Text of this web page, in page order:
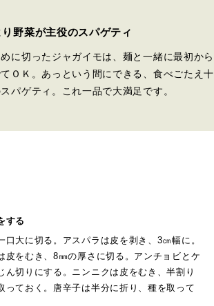
野菜が主役のスパゲティ
に切ったジャガイモは、麺と一緒に最初から
ＯＫ。あっという間にできる、食べごたえ十
パゲティ。これ一品で大満足です。
する
口大に切る。アスパラは皮を剥き、3㎝幅に。
皮をむき、8㎜の厚さに切る。アンチョビとケ
ん切りにする。ニンニクは皮をむき、半割り
っておく。唐辛子は半分に折り、種を取って